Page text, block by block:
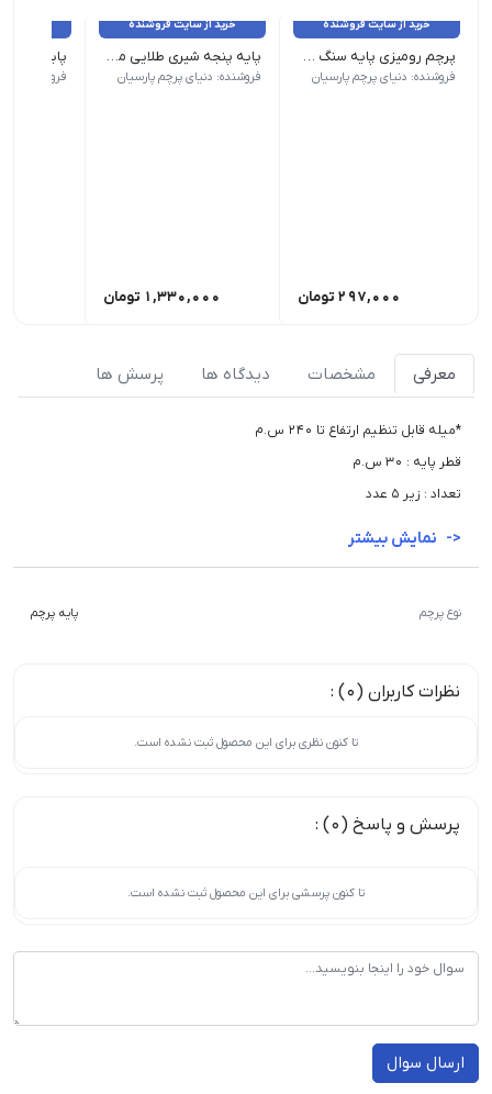
خرید از سایت فروشنده
پرچم رومیزی پایه سنگ ساتن براق دور لیزر ملل
فروشنده: دنیای پرچم پارسیان
297,000 تومان
خرید از سایت فروشنده
پایه پنجه شیری طلایی ممتاز
*میله قابل تنظیم ارتفاع تا 240 س.م | قطر پایه : 30 س.م | تعداد : زیر 5 عدد
فروشنده: دنیای پرچم پارسیان
1,330,000 تومان
پایه
*میله قابل تنظیم
فروشنده:
معرفی مشخصات دیدگاه ها پرسش ها
*میله قابل تنظیم ارتفاع تا 240 س.م
قطر پایه : 30 س.م
تعداد : زیر 5 عدد
نوع پرچم پایه پرچم
نظرات کاربران (0) :
تا کنون نظری برای این محصول ثبت نشده است.
پرسش و پاسخ (0) :
تا کنون پرسشی برای این محصول ثبت نشده است.
ارسال سوال